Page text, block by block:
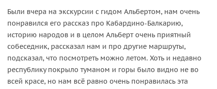
Были вчера на экскурсии с гидом Альбертом, нам очень
понравился его рассказ про Кабардино-Балкарию,
историю народов и в целом Альберт очень приятный
собеседник, рассказал нам и про другие маршруты,
подсказал, что посмотреть можно летом. Хоть и недавно
республику покрыло туманом и горы было видно не во
всей красе, но нам всё равно очень понравилась эта